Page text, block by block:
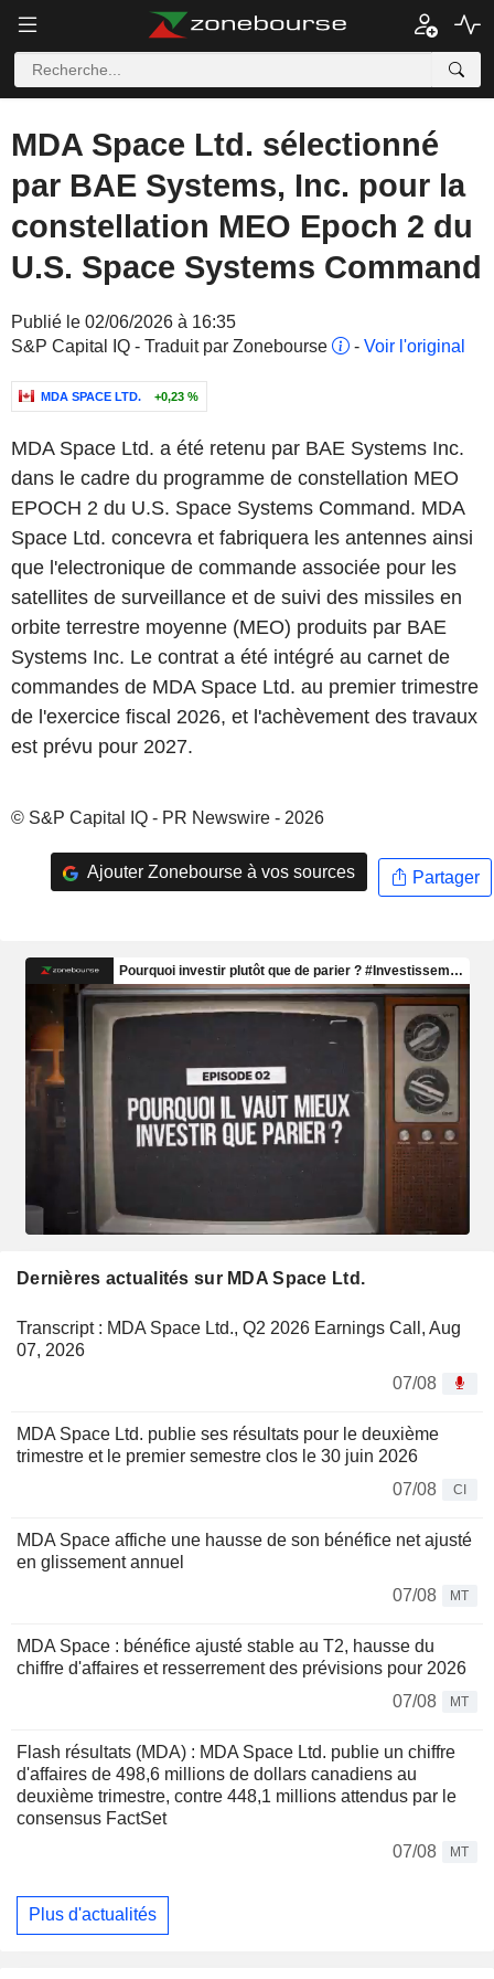
MDA Space Ltd. sélectionné
par BAE Systems, Inc. pour la
constellation MEO Epoch 2 du
U.S. Space Systems Command
Publié le 02/06/2026 à 16:35
S&P Capital IQ - Traduit par Zonebourse
- Voir l'original
MDA SPACE LTD. +0,23 %
MDA Space Ltd. a été retenu par BAE Systems Inc.
dans le cadre du programme de constellation MEO
EPOCH 2 du U.S. Space Systems Command. MDA
Space Ltd. concevra et fabriquera les antennes ainsi
que l'electronique de commande associée pour les
satellites de surveillance et de suivi des missiles en
orbite terrestre moyenne (MEO) produits par BAE
Systems Inc. Le contrat a été intégré au carnet de
commandes de MDA Space Ltd. au premier trimestre
de l'exercice fiscal 2026, et l'achèvement des travaux
est prévu pour 2027.
© S&P Capital IQ - PR Newswire - 2026
Ajouter Zonebourse à vos sources Partager
Dernières actualités sur MDA Space Ltd.
Transcript : MDA Space Ltd., Q2 2026 Earnings Call, Aug
07, 2026
07/08
MDA Space Ltd. publie ses résultats pour le deuxième
trimestre et le premier semestre clos le 30 juin 2026
07/08
CI
MDA Space affiche une hausse de son bénéfice net ajusté
en glissement annuel
07/08
MT
MDA Space : bénéfice ajusté stable au T2, hausse du
chiffre d'affaires et resserrement des prévisions pour 2026
07/08
MT
Flash résultats (MDA) : MDA Space Ltd. publie un chiffre
d'affaires de 498,6 millions de dollars canadiens au
deuxième trimestre, contre 448,1 millions attendus par le
consensus FactSet
07/08
MT
Plus d'actualités